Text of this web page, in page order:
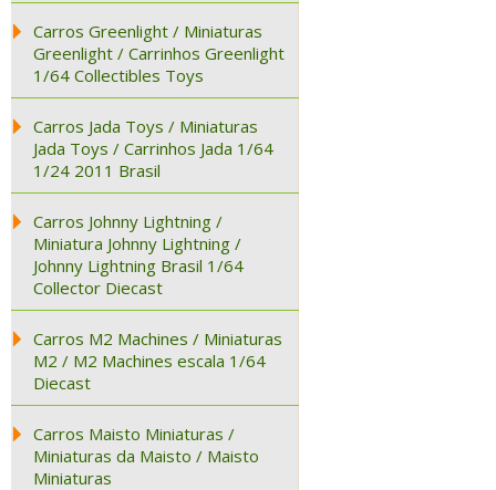
Carros Greenlight / Miniaturas
Greenlight / Carrinhos Greenlight
1/64 Collectibles Toys
Carros Jada Toys / Miniaturas
Jada Toys / Carrinhos Jada 1/64
1/24 2011 Brasil
Carros Johnny Lightning /
Miniatura Johnny Lightning /
Johnny Lightning Brasil 1/64
Collector Diecast
Carros M2 Machines / Miniaturas
M2 / M2 Machines escala 1/64
Diecast
Carros Maisto Miniaturas /
Miniaturas da Maisto / Maisto
Miniaturas